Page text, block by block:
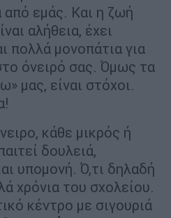
από εμάς. Και η ζωή
αλήθεια, έχει
πολλά μονοπάτια για
όνειρό σας. Όμως τα
μας, είναι στόχοι.
κάθε μικρός ή
δουλειά,
υπομονή. Ό,τι δηλαδή
χρόνια του σχολείου.
κέντρο με σιγουριά